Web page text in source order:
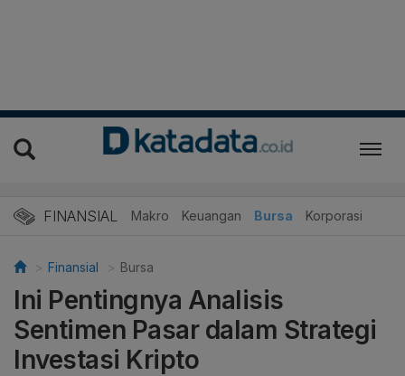
FINANSIAL Makro Keuangan Bursa Korporasi
Finansial Bursa
Ini Pentingnya Analisis
Sentimen Pasar dalam Strategi
Investasi Kripto